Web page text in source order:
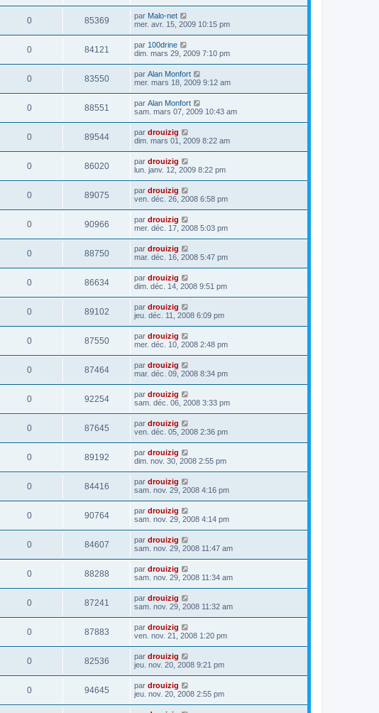
0 85369 par Malo-net
mer. avr. 15, 2009 10:15 pm
0 84121 par 100drine
dim. mars 29, 2009 7:10 pm
0 83550 par Alan Monfort
mer. mars 18, 2009 9:12 am
0 88551 par Alan Monfort
sam. mars 07, 2009 10:43 am
0 89544 par drouizig
dim. mars 01, 2009 8:22 am
0 86020 par drouizig
lun. janv. 12, 2009 8:22 pm
0 89075 par drouizig
ven. déc. 26, 2008 6:58 pm
0 90966 par drouizig
mer. déc. 17, 2008 5:03 pm
0 88750 par drouizig
mar. déc. 16, 2008 5:47 pm
0 86634 par drouizig
dim. déc. 14, 2008 9:51 pm
0 89102 par drouizig
jeu. déc. 11, 2008 6:09 pm
0 87550 par drouizig
mer. déc. 10, 2008 2:48 pm
0 87464 par drouizig
mar. déc. 09, 2008 8:34 pm
0 92254 par drouizig
sam. déc. 06, 2008 3:33 pm
0 87645 par drouizig
ven. déc. 05, 2008 2:36 pm
0 89192 par drouizig
dim. nov. 30, 2008 2:55 pm
0 84416 par drouizig
sam. nov. 29, 2008 4:16 pm
0 90764 par drouizig
sam. nov. 29, 2008 4:14 pm
0 84607 par drouizig
sam. nov. 29, 2008 11:47 am
0 88288 par drouizig
sam. nov. 29, 2008 11:34 am
0 87241 par drouizig
sam. nov. 29, 2008 11:32 am
0 87883 par drouizig
ven. nov. 21, 2008 1:20 pm
0 82536 par drouizig
jeu. nov. 20, 2008 9:21 pm
0 94645 par drouizig
jeu. nov. 20, 2008 2:55 pm